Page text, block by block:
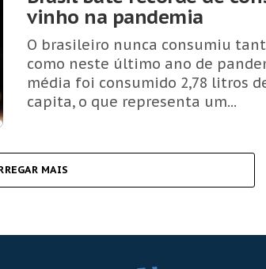
vinho na pandemia
O brasileiro nunca consumiu
como neste último ano de
média foi consumido 2,78 litros
capita, o que representa um...
MAIS